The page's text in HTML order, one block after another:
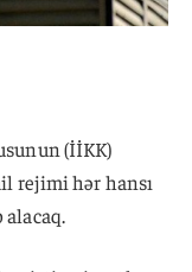
(İİKK)
rejimi hər hansı
alacaq.